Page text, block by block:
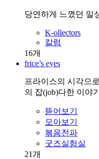
당연하게 느꼈던 일
K-ollectors
칼럼
16개
frice’s eyes
프라이스의 시각으
의 잡(job)다한 이야기
뜯어보기
모아보기
볶음전파
굿즈실험실
21개